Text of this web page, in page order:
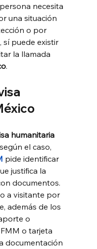
necesita
una situación
o por
sí puede existir
la llamada
.
humanitaria
el caso,
pide identificar
justifica la
documentos.
a visitante por
además de los
o
o tarjeta
documentación